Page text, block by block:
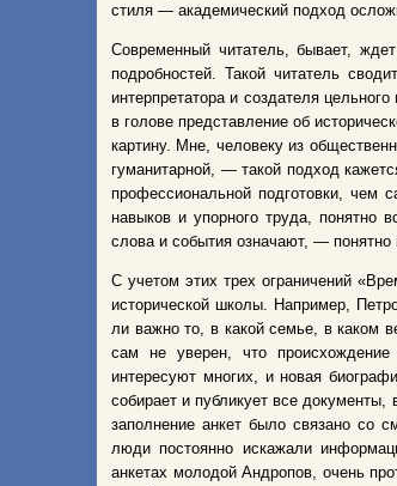
стиля — академический подход
Современный читатель, бывает,
подробностей. Такой читатель
интерпретатора и создателя
в голове представление об
картину. Мне, человеку из
гуманитарной, — такой подход
профессиональной подготовки, чем
навыков и упорного труда, понятно
слова и события означают, — понятно
С учетом этих трех ограничений
исторической школы. Например,
ли важно то, в какой семье, в каком
сам не уверен, что происхождение
интересуют многих, и новая
собирает и публикует все
заполнение анкет было связано со
люди постоянно искажали
анкетах молодой Андропов, очень